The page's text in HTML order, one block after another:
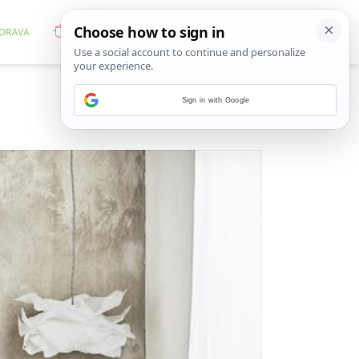
Sign in with Google